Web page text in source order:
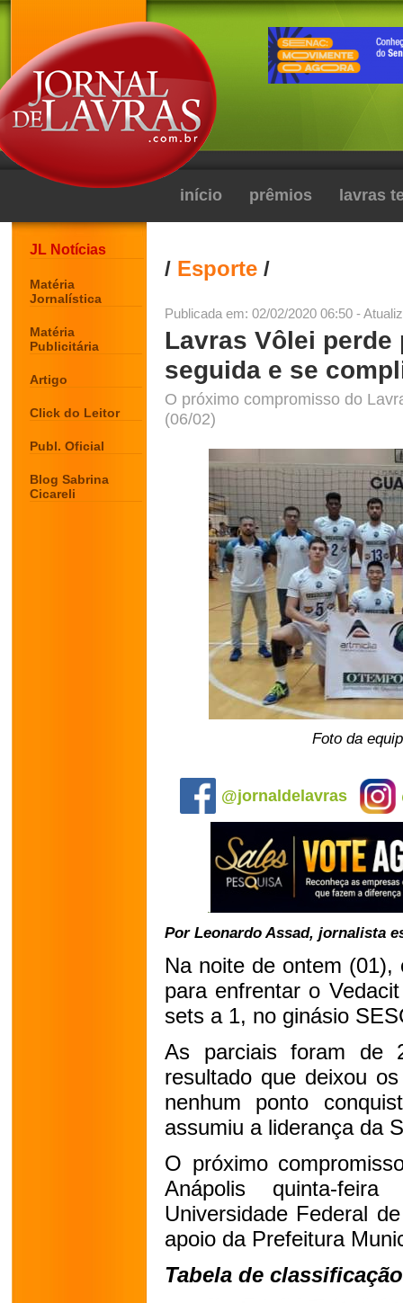
início prêmios lavras
JL Notícias
Matéria
Jornalística
Matéria
Publicitária
Artigo
Click do Leitor
Publ. Oficial
Blog Sabrina
Cicareli
/ Esporte /
Publicada em: 02/02/2020 06:50 -
Lavras Vôlei perde
seguida e se
O próximo compromisso do
(06/02)
Foto da
@jornaldelavras
Por Leonardo Assad, jornalista
Na noite de ontem
para enfrentar o
sets a 1, no ginásio
As parciais foram de
resultado que deixou
nenhum ponto
assumiu a liderança da
O próximo
Anápolis quinta-
Universidade Federal
apoio da Prefeitura
Tabela de classificação